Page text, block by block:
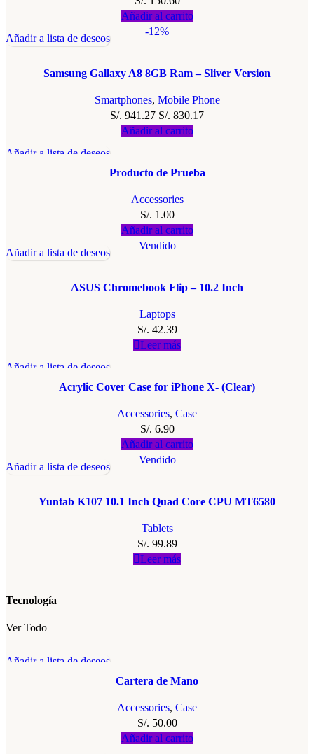
Añadir al carrito
-12%
Añadir a lista de deseos
Samsung Gallaxy A8 8GB Ram – Sliver Version
Smartphones, Mobile Phone
S/.941.27 S/. 830.17
Añadir al carrito
Añadir a lista de deseos
Producto de Prueba
Accessories
S/. 1.00
Añadir al carrito
Vendido
Añadir a lista de deseos
ASUS Chromebook Flip – 10.2 Inch
Laptops
S/. 42.39
Leer más
Añadir a lista de deseos
Acrylic Cover Case for iPhone X- (Clear)
Accessories, Case
S/. 6.90
Añadir al carrito
Vendido
Añadir a lista de deseos
Yuntab K107 10.1 Inch Quad Core CPU MT6580
Tablets
S/. 99.89
Leer más
Tecnología
Ver Todo
Añadir a lista de deseos
Cartera de Mano
Accessories, Case
S/. 50.00
Añadir al carrito